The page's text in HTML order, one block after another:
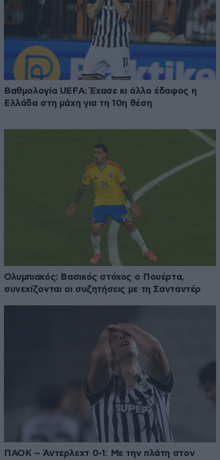
Βαθμολογία UEFA: Έχασε κι άλλο έδαφος η
Ελλάδα στη μάχη για τη 10η θέση
Ολυμπιακός: Βασικός στόχος ο Πουέρτα,
συνεχίζονται οι συζητήσεις με τη Σανταντέρ
ΠΑΟΚ – Άντερλεχτ 0-1: Με την πλάτη στον